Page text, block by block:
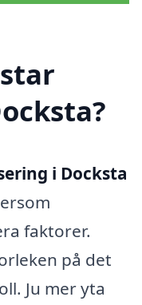
i Docksta
faktorer.
på det
Ju mer yta